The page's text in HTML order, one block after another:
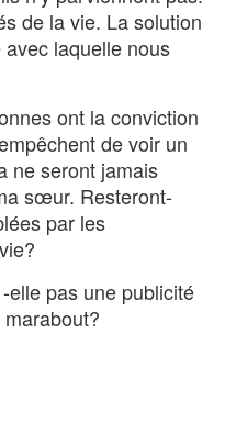
de la vie. La solution
laquelle nous
ont la conviction
de voir un
ne seront jamais
sœur. Resteront-
par les
elle pas une publicité